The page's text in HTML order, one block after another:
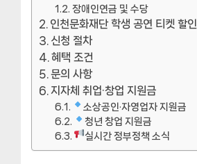
장애인연금 및 수당
인천문화재단 학생 공연 티켓 할인
신청 절차
혜택 조건
문의 사항
지자체 취업·창업 지원금
소상공인·자영업자 지원금
청년 창업 지원금
실시간 정부정책 소식